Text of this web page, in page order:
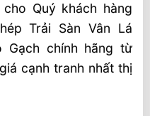
Quý khách hàng
Trải Sàn Vân Lá
Gạch chính hãng từ
cạnh tranh nhất thị